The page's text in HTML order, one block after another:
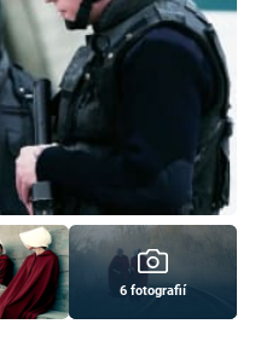
6 fotografií